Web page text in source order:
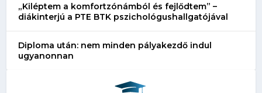
„Kiléptem a komfortzónámból és fejlődtem” –
diákinterjú a PTE BTK pszichológushallgatójával
Diploma után: nem minden pályakezdő indul
ugyanonnan